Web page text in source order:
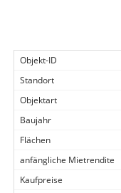
Objekt-ID
Standort
Objektart
Baujahr
Flächen
anfängliche Mietrendite
Kaufpreise